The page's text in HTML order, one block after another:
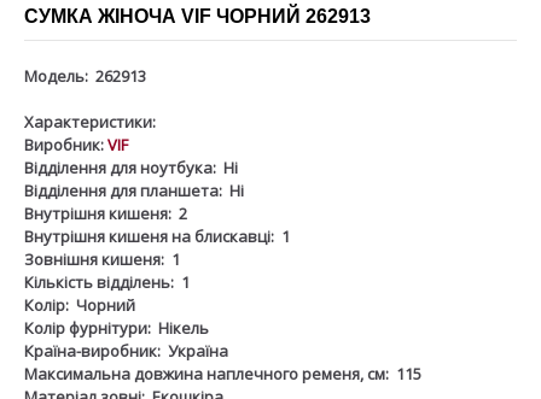
СУМКА ЖІНОЧА VIF ЧОРНИЙ 262913
Модель: 262913
Характеристики:
Виробник:VIF
Відділення для ноутбука: Ні
Відділення для планшета: Ні
Внутрішня кишеня: 2
Внутрішня кишеня на блискавці: 1
Зовнішня кишеня: 1
Кількість відділень: 1
Колір: Чорний
Колір фурнітури: Нікель
Країна-виробник: Україна
Максимальна довжина наплечного ременя, см: 115